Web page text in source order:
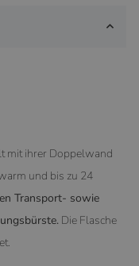
mit ihrer Doppelwand
und bis zu 24
Transport- sowie
Die Flasche